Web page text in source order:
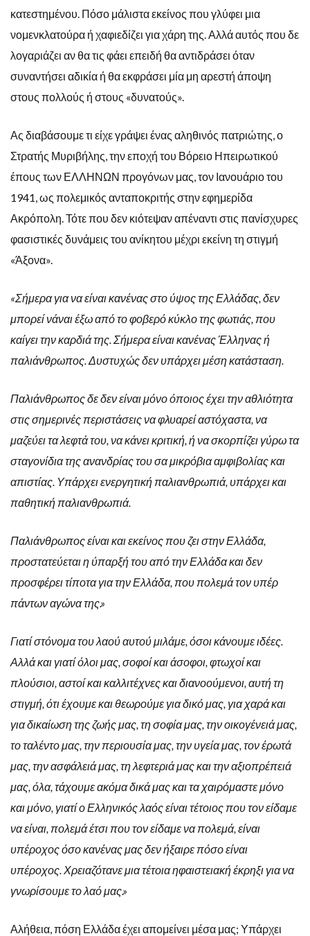
κατεστημένου. Πόσο μάλιστα εκείνος που γλύφει μια
νομενκλατούρα ή χαφιεδίζει για χάρη της. Αλλά αυτός που δε
λογαριάζει αν θα τις φάει επειδή θα αντιδράσει όταν
συναντήσει αδικία ή θα εκφράσει μία μη αρεστή άποψη
στους πολλούς ή στους «δυνατούς».
Ας διαβάσουμε τι είχε γράψει ένας αληθινός πατριώτης, ο
Στρατής Μυριβήλης, την εποχή του Βόρειο Ηπειρωτικού
έπους των ΕΛΛΗΝΩΝ προγόνων μας, τον Ιανουάριο του
1941, ως πολεμικός ανταποκριτής στην εφημερίδα
Ακρόπολη. Τότε που δεν κιότεψαν απέναντι στις πανίσχυρες
φασιστικές δυνάμεις του ανίκητου μέχρι εκείνη τη στιγμή
«Άξονα».
«Σήμερα για να είναι κανένας στο ύψος της Ελλάδας, δεν
μπορεί νάναι έξω από το φοβερό κύκλο της φωτιάς, που
καίγει την καρδιά της. Σήμερα είναι κανένας Έλληνας ή
παλιάνθρωπος. Δυστυχώς δεν υπάρχει μέση κατάσταση.
Παλιάνθρωπος δε δεν είναι μόνο όποιος έχει την αθλιότητα
στις σημερινές περιστάσεις να φλυαρεί αστόχαστα, να
μαζεύει τα λεφτά του, να κάνει κριτική, ή να σκορπίζει γύρω τα
σταγονίδια της ανανδρίας του σα μικρόβια αμφιβολίας και
απιστίας. Υπάρχει ενεργητική παλιανθρωπιά, υπάρχει και
παθητική παλιανθρωπιά.
Παλιάνθρωπος είναι και εκείνος που ζει στην Ελλάδα,
προστατεύεται η ύπαρξή του από την Ελλάδα και δεν
προσφέρει τίποτα για την Ελλάδα, που πολεμά τον υπέρ
πάντων αγώνα της.»
Γιατί στόνομα του λαού αυτού μιλάμε, όσοι κάνουμε ιδέες.
Αλλά και γιατί όλοι μας, σοφοί και άσοφοι, φτωχοί και
πλούσιοι, αστοί και καλλιτέχνες και διανοούμενοι, αυτή τη
στιγμή, ότι έχουμε και θεωρούμε για δικό μας, για χαρά και
για δικαίωση της ζωής μας, τη σοφία μας, την οικογένειά μας,
το ταλέντο μας, την περιουσία μας, την υγεία μας, τον έρωτά
μας, την ασφάλειά μας, τη λεφτεριά μας και την αξιοπρέπειά
μας, όλα, τάχουμε ακόμα δικά μας και τα χαιρόμαστε μόνο
και μόνο, γιατί ο Ελληνικός λαός είναι τέτοιος που τον είδαμε
να είναι, πολεμά έτσι που τον είδαμε να πολεμά, είναι
υπέροχος όσο κανένας μας δεν ήξαιρε πόσο είναι
υπέροχος. Χρειαζότανε μια τέτοια ηφαιστειακή έκρηξι για να
γνωρίσουμε το λαό μας.»
Αλήθεια, πόση Ελλάδα έχει απομείνει μέσα μας; Υπάρχει